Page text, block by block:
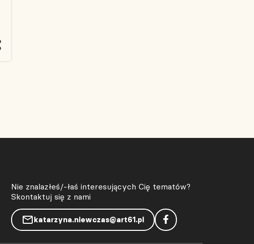
Nie znalazłeś/-łaś interesujących Cię tematów?
Skontaktuj się z nami
katarzyna.niewczas@art61.pl